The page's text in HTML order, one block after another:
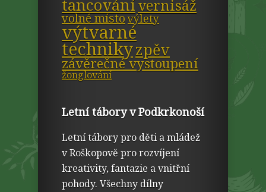
tancovánívernisáž
volné místovýlety
výtvarné
technikyzpěv
závěrečné vystoupení
žonglování
Letní tábory v Podkrkonoší
Letní tábory pro děti a mládež
v Roškopově pro rozvíjení
kreativity, fantazie a vnitřní
pohody. Všechny dílny